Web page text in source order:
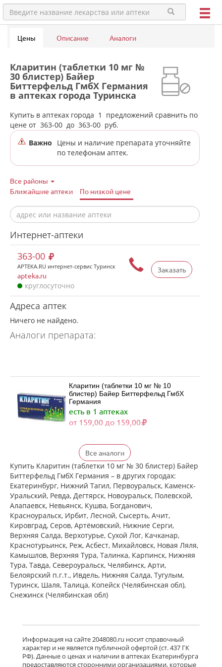
Цены Описание Аналоги
Кларитин (таблетки 10 мг №
30 блистер) Байер
Биттерфельд ГмбХ Германия
в аптеках города Туринска
Купить в аптеках города 1
предложений сравнить по
цене от 363-00 до 363-00 руб.
Важно
Цены и наличие препарата уточняйте
по телефонам аптек.
Все районы
Ближайшие аптеки
По низкой цене
Интернет-аптеки
Заказать
363-00
APTEKA.RU интернет-сервис Туринск
apteka.ru
круглосуточно
Адреса аптек
Ничего не найдено.
Аналоги препарата:
Кларитин (таблетки 10 мг № 10
блистер) Байер Биттерфельд ГмбХ
Германия
есть в 1 аптеках
от 159,00 до 159,00
Кларитин (таблетки 10 мг № 30
блистер) Байер Биттерфельд ГмбХ
Германия
есть в 1 аптеках
от 363,00 до 363,00
Кларотадин (таблетки 10 мг N10)
Акрихин ХФК ОАО - Россия
Московская область, Нагинский р-н,
Старая Купавна
Нет в аптеках города
Кларитин (таблетки 10 мг № 7
блистер) Байер Биттерфельд ГмбХ
Германия
Нет в аптеках города
Кларотадин (таблетки 10 мг N7)
Акрихин ХФК ОАО - Россия
Московская область, Нагинский р-н,
Старая Купавна
Все аналоги
Купить Кларитин (таблетки 10 мг № 30 блистер) Байер
Биттерфельд ГмбХ Германия – в других городах:
Екатеринбург, Нижний Тагил, Первоуральск, Каменск-
Уральский, Ревда, Дегтярск, Новоуральск, Полевской,
Алапаевск, Невьянск, Кушва, Богданович,
Красноуральск, Ирбит, Лесной, Сысерть, Ачит,
Кировград, Серов, Артёмовский, Нижние Cерги,
Верхняя Салда, Верхотурье, Сухой Лог, Качканар,
Краснотурьинск, Реж, Асбест, Михайловск, Новая Ляля,
Камышлов, Верхняя Тура, Талинка, Карпинск, Нижняя
Тура, Тавда, Североуральск, Челябинск, Арти,
Белоярский п.г.т., Ивдель, Нижняя Салда, Тугулым,
Туринск, Шаля, Талица, Копейск (Челябинская обл),
Снежинск (Челябинская обл)
Информация на сайте 2048080.ru носит справочный
характер и не является публичной офертой (ст. 437 ГК
РФ). Данные о ценах и наличии в аптеках Екатеринбурга
предоставляются сторонними организациями, которые